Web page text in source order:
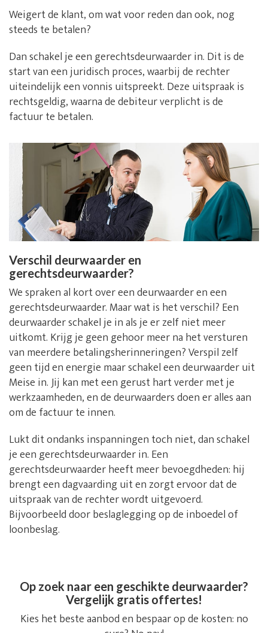
Weigert de klant, om wat voor reden dan ook, nog
steeds te betalen?
Dan schakel je een gerechtsdeurwaarder in. Dit is de
start van een juridisch proces, waarbij de rechter
uiteindelijk een vonnis uitspreekt. Deze uitspraak is
rechtsgeldig, waarna de debiteur verplicht is de
factuur te betalen.
Verschil deurwaarder en
gerechtsdeurwaarder?
We spraken al kort over een deurwaarder en een
gerechtsdeurwaarder. Maar wat is het verschil? Een
deurwaarder schakel je in als je er zelf niet meer
uitkomt. Krijg je geen gehoor meer na het versturen
van meerdere betalingsherinneringen? Verspil zelf
geen tijd en energie maar schakel een deurwaarder uit
Meise in. Jij kan met een gerust hart verder met je
werkzaamheden, en de deurwaarders doen er alles aan
om de factuur te innen.
Lukt dit ondanks inspanningen toch niet, dan schakel
je een gerechtsdeurwaarder in. Een
gerechtsdeurwaarder heeft meer bevoegdheden: hij
brengt een dagvaarding uit en zorgt ervoor dat de
uitspraak van de rechter wordt uitgevoerd.
Bijvoorbeeld door beslaglegging op de inboedel of
loonbeslag.
Op zoek naar een geschikte deurwaarder?
Vergelijk gratis offertes!
Kies het beste aanbod en bespaar op de kosten: no